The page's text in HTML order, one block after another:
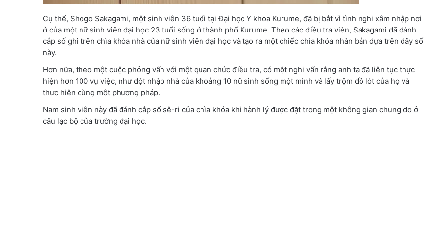
Cụ thể, Shogo Sakagami, một sinh viên 36 tuổi tại Đại học Y khoa Kurume, đã bị bắt vì tình nghi xâm nhập nơi
ở của một nữ sinh viên đại học 23 tuổi sống ở thành phố Kurume. Theo các điều tra viên, Sakagami đã đánh
cắp số ghi trên chìa khóa nhà của nữ sinh viên đại học và tạo ra một chiếc chìa khóa nhân bản dựa trên dãy số
này.
Hơn nữa, theo một cuộc phỏng vấn với một quan chức điều tra, có một nghi vấn rằng anh ta đã liên tục thực
hiện hơn 100 vụ việc, như đột nhập nhà của khoảng 10 nữ sinh sống một mình và lấy trộm đồ lót của họ và
thực hiện cùng một phương pháp.
Nam sinh viên này đã đánh cắp số sê-ri của chìa khóa khi hành lý được đặt trong một không gian chung do ở
câu lạc bộ của trường đại học.